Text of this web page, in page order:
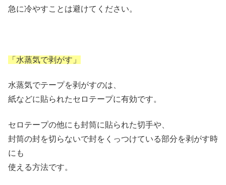
急に冷やすことは避けてください。
「水蒸気で剥がす」
水蒸気でテープを剥がすのは、
紙などに貼られたセロテープに有効です。
セロテープの他にも封筒に貼られた切手や、
封筒の封を切らないで封をくっつけている部分を剥がす時
にも
使える方法です。